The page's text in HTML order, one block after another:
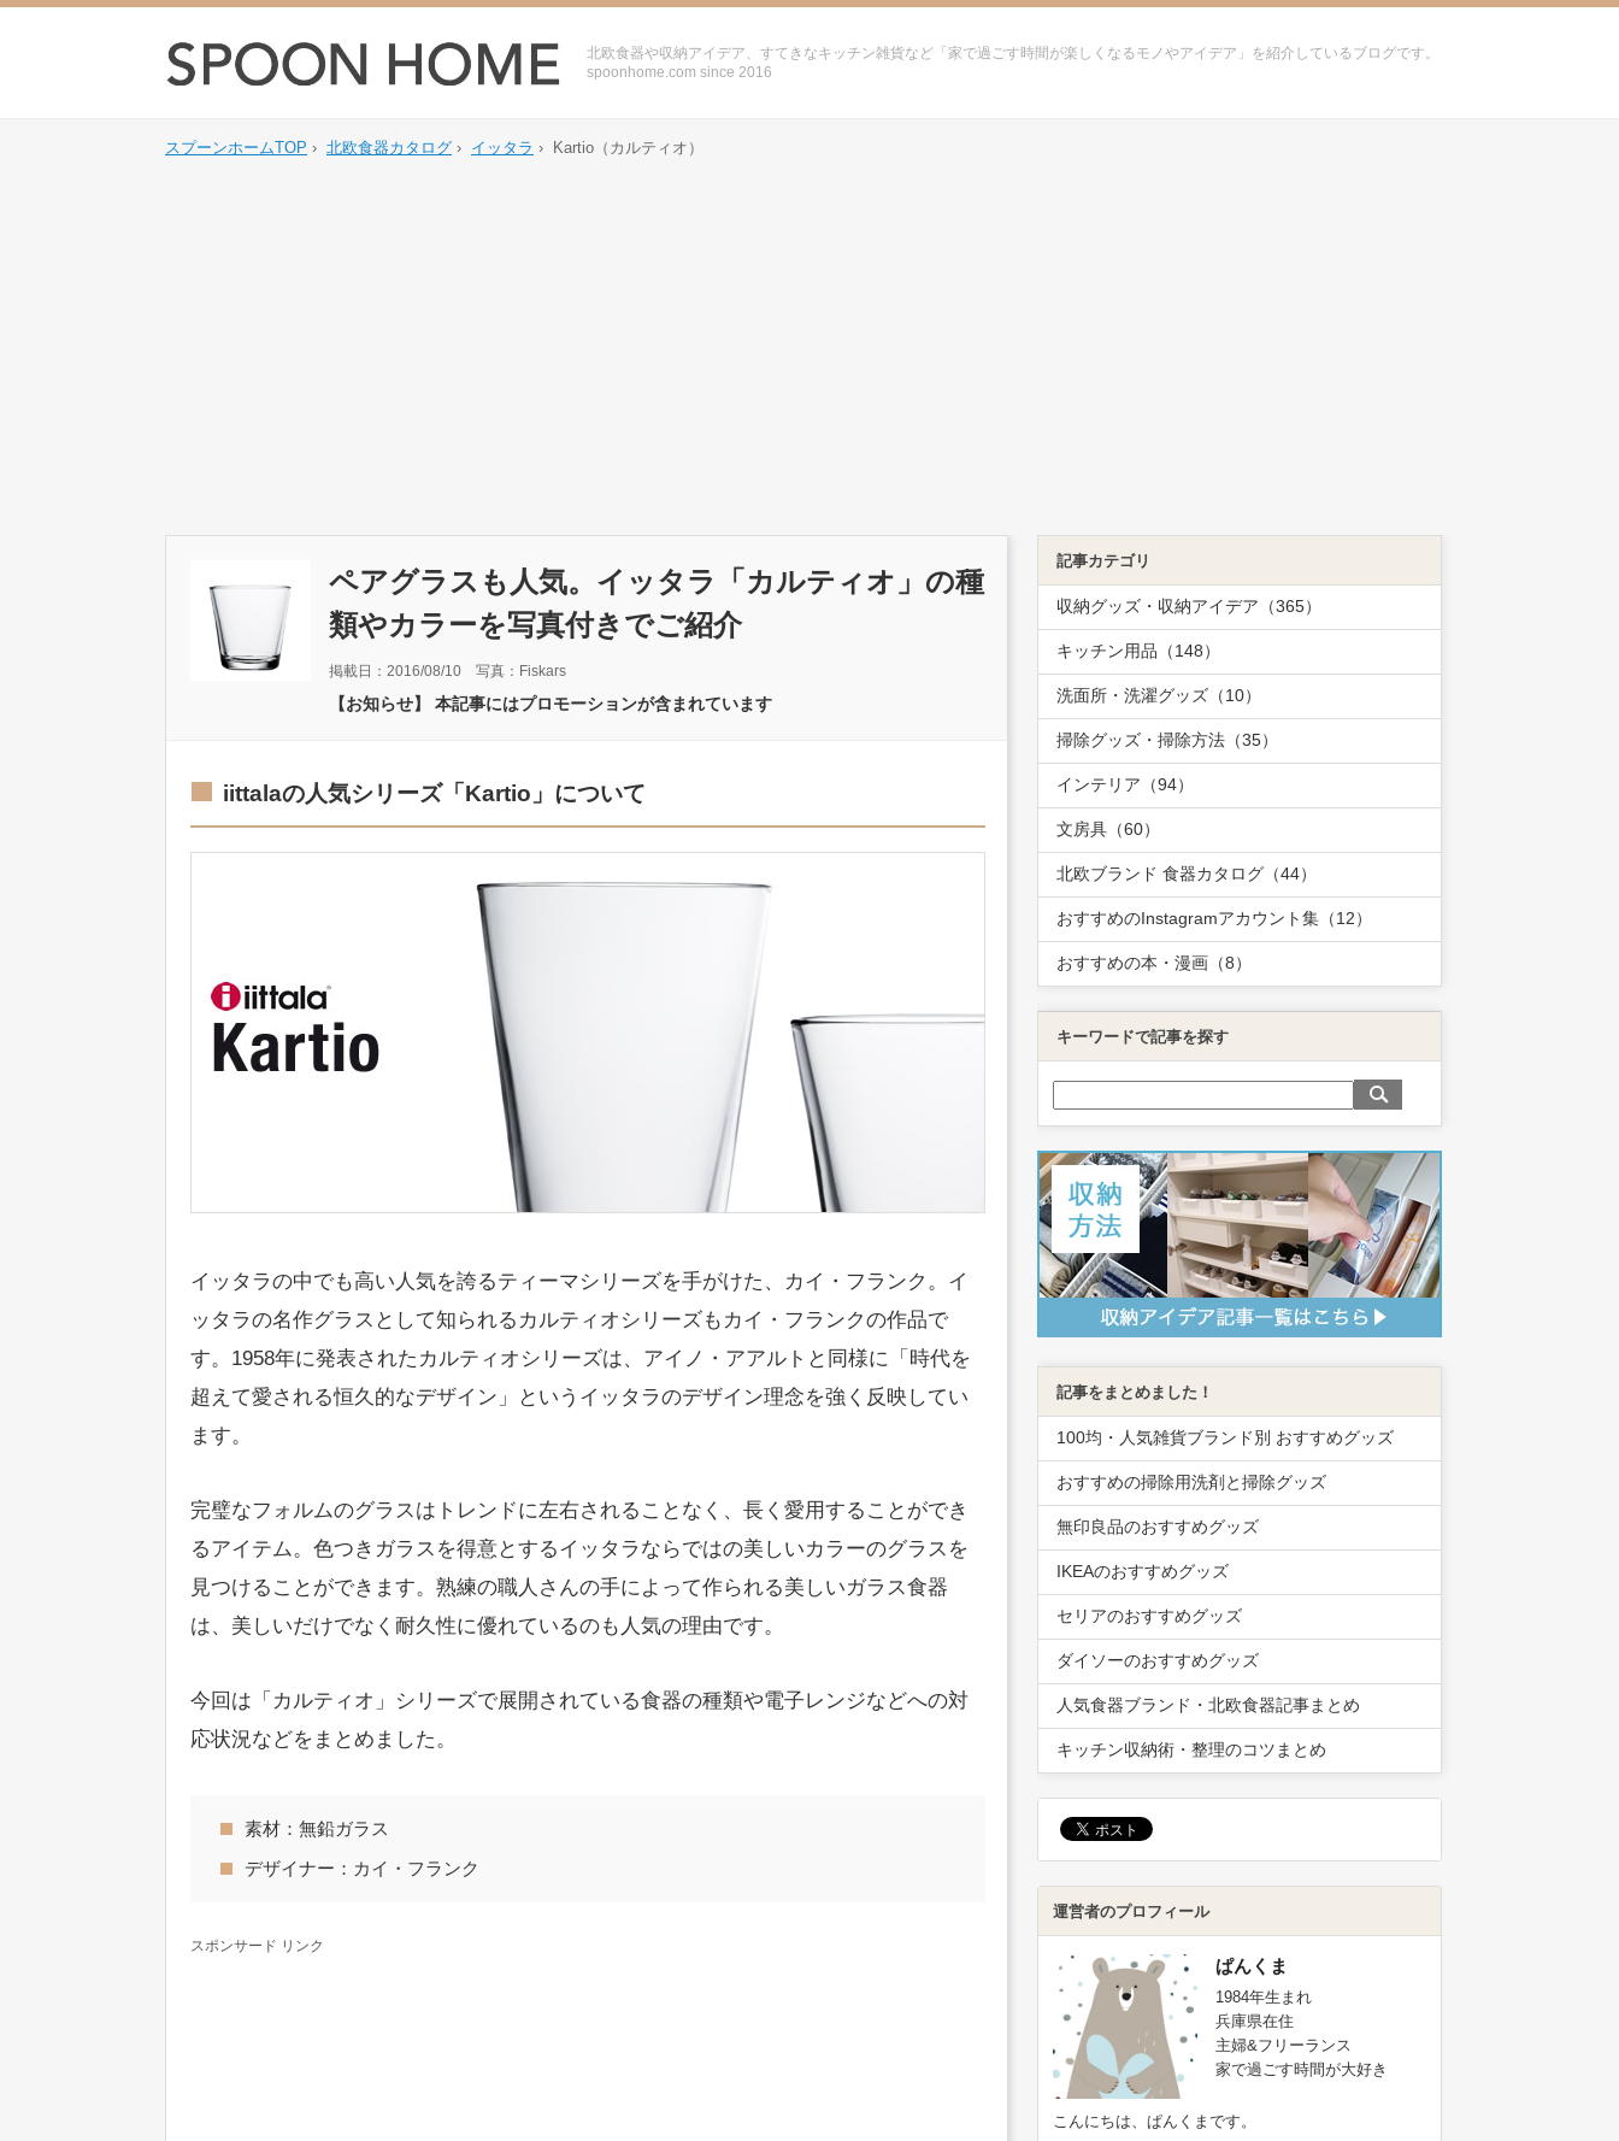
北欧食器や収納アイデア、すてきなキッチン雑貨など「家で過ごす時間が楽しくなるモノやアイデア」を紹介しているブログです。
spoonhome.com since 2016
スプーンホームTOP › 北欧食器カタログ › イッタラ › Kartio（カルティオ）
ペアグラスも人気。イッタラ「カルティオ」の種
類やカラーを写真付きでご紹介
掲載日：2016/08/10 写真：Fiskars
【お知らせ】 本記事にはプロモーションが含まれています
iittalaの人気シリーズ「Kartio」について
イッタラの中でも高い人気を誇るティーマシリーズを手がけた、カイ・フランク。イ
ッタラの名作グラスとして知られるカルティオシリーズもカイ・フランクの作品で
す。1958年に発表されたカルティオシリーズは、アイノ・アアルトと同様に「時代を
超えて愛される恒久的なデザイン」というイッタラのデザイン理念を強く反映してい
ます。
完璧なフォルムのグラスはトレンドに左右されることなく、長く愛用することができ
るアイテム。色つきガラスを得意とするイッタラならではの美しいカラーのグラスを
見つけることができます。熟練の職人さんの手によって作られる美しいガラス食器
は、美しいだけでなく耐久性に優れているのも人気の理由です。
今回は「カルティオ」シリーズで展開されている食器の種類や電子レンジなどへの対
応状況などをまとめました。
素材：無鉛ガラス
デザイナー：カイ・フランク
スポンサード リンク
記事カテゴリ
収納グッズ・収納アイデア（365）
キッチン用品（148）
洗面所・洗濯グッズ（10）
掃除グッズ・掃除方法（35）
インテリア（94）
文房具（60）
北欧ブランド 食器カタログ（44）
おすすめのInstagramアカウント集（12）
おすすめの本・漫画（8）
キーワードで記事を探す
記事をまとめました！
100均・人気雑貨ブランド別 おすすめグッズ
おすすめの掃除用洗剤と掃除グッズ
無印良品のおすすめグッズ
IKEAのおすすめグッズ
セリアのおすすめグッズ
ダイソーのおすすめグッズ
人気食器ブランド・北欧食器記事まとめ
キッチン収納術・整理のコツまとめ
運営者のプロフィール
ぱんくま
1984年生まれ
兵庫県在住
主婦&フリーランス
家で過ごす時間が大好き
こんにちは、ぱんくまです。